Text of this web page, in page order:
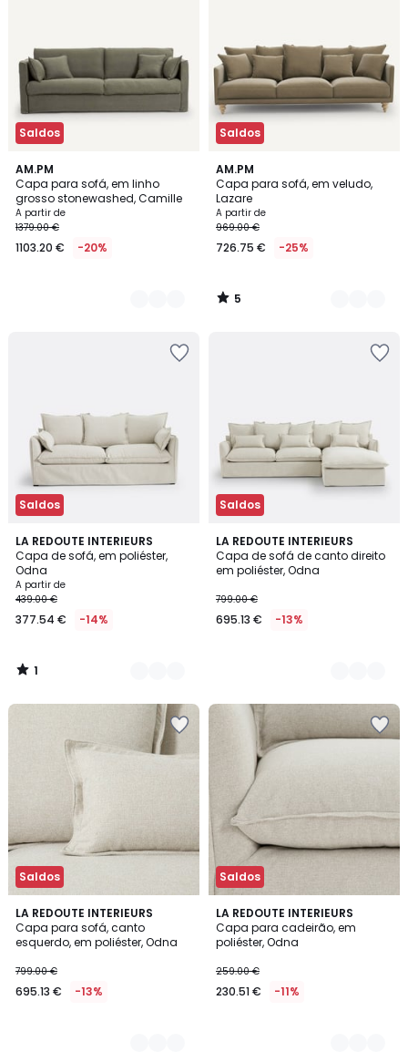
Saldos
AM.PM
Capa para sofá, em linho
grosso stonewashed, Camille
A partir de
1379.00 €
1103.20 € -20%
2
Cores
Saldos
AM.PM
Capa para sofá, em veludo,
Lazare
A partir de
969.00 €
726.75 € -25%
5
/
5
19
Cores
5
/
Saldos
LA REDOUTE INTERIEURS
Capa de sofá, em poliéster,
Odna
A partir de
439.00 €
377.54 € -14%
1
/
5
4
Cores
1
/
Saldos
LA REDOUTE INTERIEURS
Capa de sofá de canto direito
em poliéster, Odna
799.00 €
695.13 € -13%
4
Cores
Saldos
LA REDOUTE INTERIEURS
Capa para sofá, canto
esquerdo, em poliéster, Odna
799.00 €
695.13 € -13%
4
Cores
Saldos
LA REDOUTE INTERIEURS
Capa para cadeirão, em
poliéster, Odna
259.00 €
230.51 € -11%
4
Cores